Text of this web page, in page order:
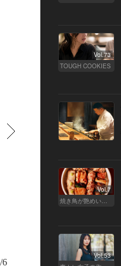
6
Vol.73
TOUGH COOKIES
Vol.7
焼き鳥が艶めいてきた
Vol.53